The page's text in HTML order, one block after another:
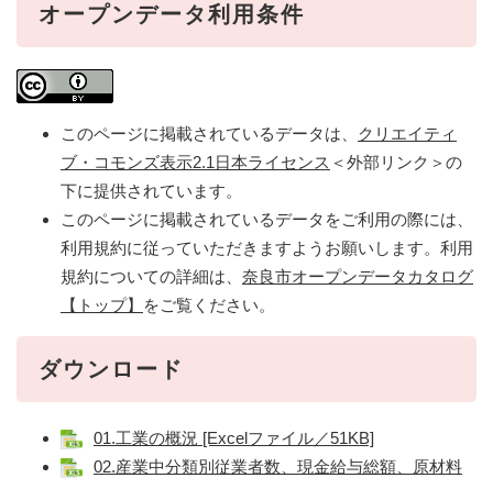
オープンデータ利用条件
このページに掲載されているデータは、
クリエイティ
ブ・コモンズ表示2.1日本ライセンス ＜外部リンク＞ の
下に提供されています。
このページに掲載されているデータをご利用の際には、
利用規約に従っていただきますようお願いします。利用
規約についての詳細は、 奈良市オープンデータカタログ
【トップ】
をご覧ください。
ダウンロード
01.工業の概況 [Excelファイル／51KB]
02.産業中分類別従業者数、現金給与総額、原材料